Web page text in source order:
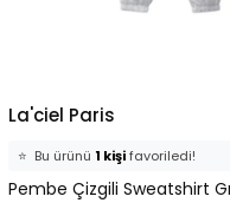
La'ciel Paris
⭐️ Bu ürünü 1 kişifavoriledi!
🛒 0 kişi sepetine ekledi!